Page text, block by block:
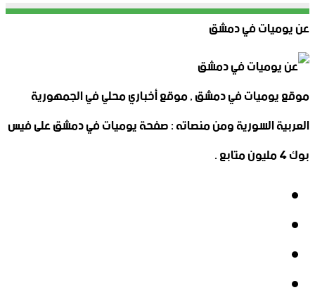
عن يوميات في دمشق
موقع يوميات في دمشق , موقع أخباري محلي في الجمهورية
العربية السورية ومن منصاته : صفحة يوميات في دمشق على فيس
بوك 4 مليون متابع .